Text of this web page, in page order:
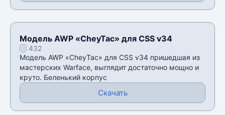
Модель AWP «CheyTac» для CSS v34
432
Модель AWP «CheyTac» для CSS v34 пришедшая из
мастерских Warface, выглядит достаточно мощно и
круто. Беленький корпус
Скачать